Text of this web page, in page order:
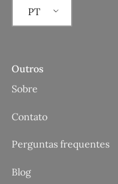
PT
Outros
Sobre
Contato
Perguntas frequentes
Blog